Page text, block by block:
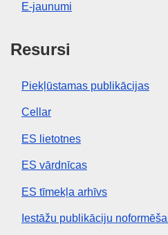
E-jaunumi
Resursi
Piekļūstamas publikācijas
Cellar
ES lietotnes
ES vārdnīcas
ES tīmekļa arhīvs
Iestāžu publikāciju